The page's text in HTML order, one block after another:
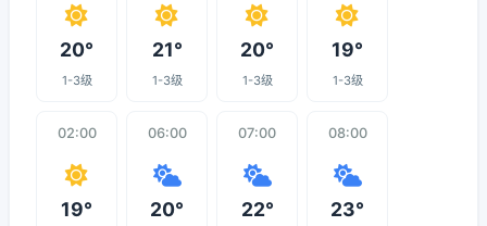
20°
1-3级
21°
1-3级
20°
1-3级
19°
1-3级
02:00
19°
06:00
20°
07:00
22°
08:00
23°